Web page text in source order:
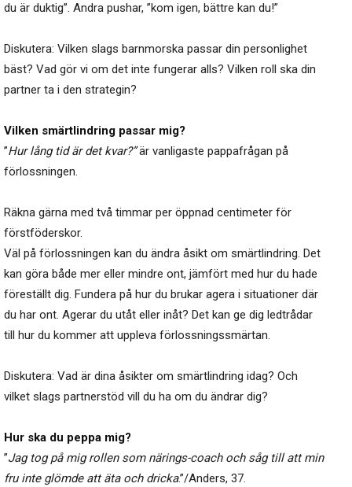
du är duktig”. Andra pushar, ”kom igen, bättre kan du!”
Diskutera: Vilken slags barnmorska passar din personlighet
bäst? Vad gör vi om det inte fungerar alls? Vilken roll ska din
partner ta i den strategin?
Vilken smärtlindring passar mig?
”Hur lång tid är det kvar?”är vanligaste pappafrågan på
förlossningen.
Räkna gärna med två timmar per öppnad centimeter för
förstföderskor.
Väl på förlossningen kan du ändra åsikt om smärtlindring. Det
kan göra både mer eller mindre ont, jämfört med hur du hade
föreställt dig. Fundera på hur du brukar agera i situationer där
du har ont. Agerar du utåt eller inåt? Det kan ge dig ledtrådar
till hur du kommer att uppleva förlossningssmärtan.
Diskutera: Vad är dina åsikter om smärtlindring idag? Och
vilket slags partnerstöd vill du ha om du ändrar dig?
Hur ska du peppa mig?
”Jag tog på mig rollen som närings-coach och såg till att min
fru inte glömde att äta och dricka.”/Anders, 37.